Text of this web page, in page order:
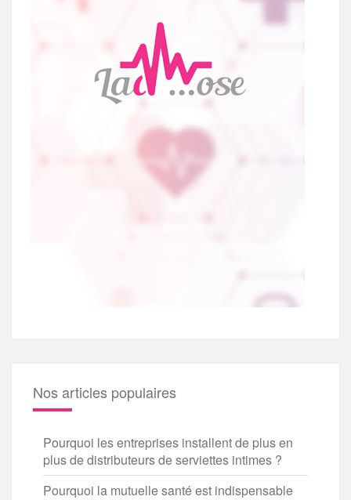
Nos articles populaires
Pourquoi les entreprises installent de plus en
plus de distributeurs de serviettes intimes ?
Pourquoi la mutuelle santé est indispensable